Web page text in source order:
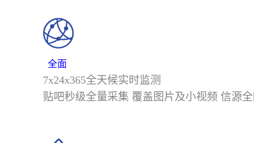
全面
7x24x365全天候实时监测
贴吧秒级全量采集 覆盖图片及小视频 信源